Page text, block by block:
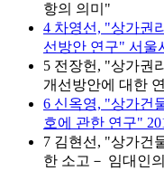
항의 의미"
4 차영선, "상가권
선방안 연구" 서울
5 전장헌, "상가권
개선방안에 대한
6 신옥영, "상가건
호에 관한 연구"
7 김현선, "상가건
한 소고－ 임대인